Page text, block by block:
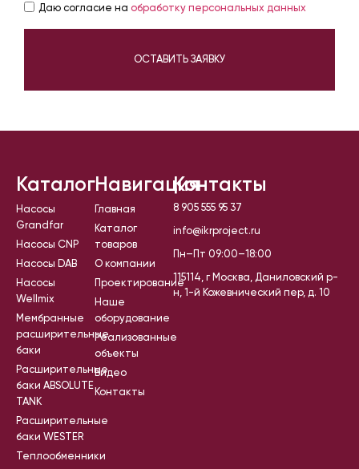
Даю согласие на обработку персональных данных
ОСТАВИТЬ ЗАЯВКУ
Каталог
Насосы
Grandfar
Насосы CNP
Насосы DAB
Насосы
Wellmix
Мембранные
расширительные
баки
Расширительные
баки ABSOLUTE
TANK
Расширительные
баки WESTER
Теплообменники
Навигация
Главная
Каталог
товаров
О компании
Проектирование
Наше
оборудование
Реализованные
объекты
Видео
Контакты
Контакты
8 905 555 95 37
info@ikrproject.ru
Пн–Пт 09:00–18:00
115114, г Москва, Даниловский р-
н, 1-й Кожевнический пер, д. 10